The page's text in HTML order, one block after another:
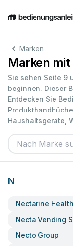
EnglishDeutsch
Marken
Marken mit
Sie sehen Seite 9
beginnen. Dieser
Entdecken Sie
Haushaltsgeräte,
N
Nectarine Health
Necta Vending
Necto Group